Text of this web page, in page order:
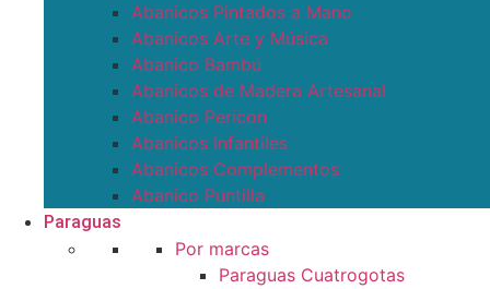
Abanicos Pintados a Mano
Abanicos Arte y Música
Abanico Bambú
Abanicos de Madera Artesanal
Abanico Pericon
Abanicos Infantiles
Abanicos Complementos
Abanico Puntilla
Paraguas
Por marcas
Paraguas Cuatrogotas